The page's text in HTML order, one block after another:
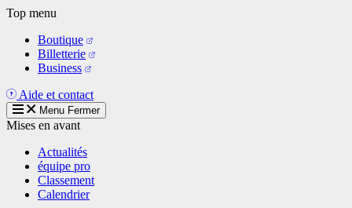
Aller
contenu
principal
Top menu
Boutique
Billetterie
Business
Aide et contact
Menu Fermer
Mises en avant
Actualités
équipe pro
Classement
Calendrier